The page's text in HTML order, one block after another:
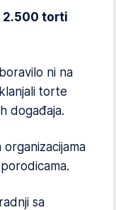
2.500 torti
ni na
torte
događaja.
sa